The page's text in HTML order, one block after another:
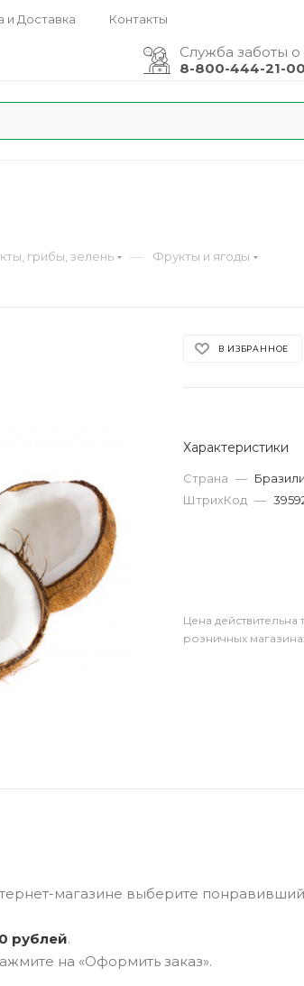
и Доставка Контакты
Служба заботы о
8-800-444-21-00
грибы, зелень — Фрукты и ягоды
В ИЗБРАННОЕ
Характеристики
Страна —
ШтрихКод —
Цена действительна
розничных
магазине выберите
рублей.
на «Оформить заказ».